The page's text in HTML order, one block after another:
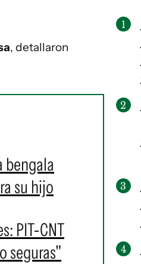
, detallaron
bengala
su hijo
PIT-CNT
seguras"